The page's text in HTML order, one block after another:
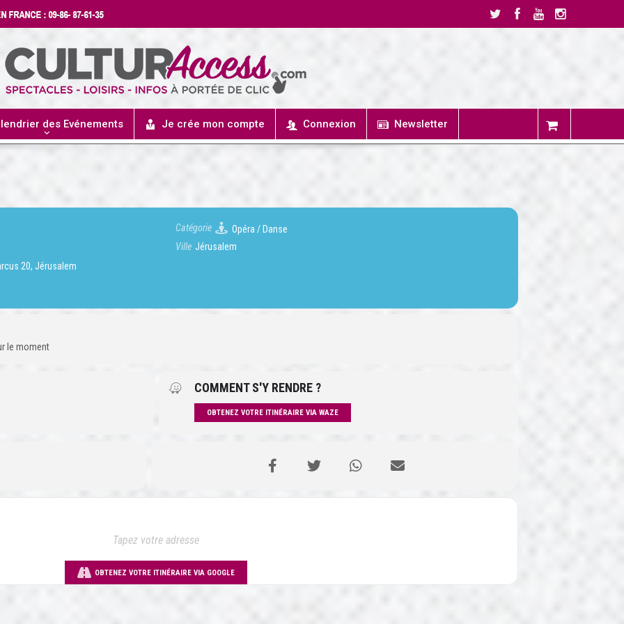
des Evénements Je crée mon compte Connexion Newsletter
20, Jérusalem
Catégorie
Opéra / Danse
Ville Jérusalem
le moment
COMMENT S'Y RENDRE ?
OBTENEZ VOTRE ITINÉRAIRE VIA WAZE
OBTENEZ VOTRE ITINÉRAIRE VIA GOOGLE